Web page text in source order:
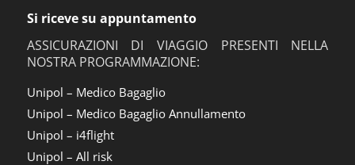
Si riceve su appuntamento
ASSICURAZIONI DI VIAGGIO PRESENTI NELLA
NOSTRA PROGRAMMAZIONE:
Unipol – Medico Bagaglio
Unipol – Medico Bagaglio Annullamento
Unipol – i4flight
Unipol – All risk